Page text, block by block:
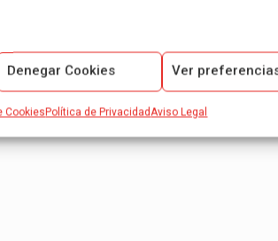
Denegar Cookies Ver
CookiesPolítica de PrivacidadAviso Legal